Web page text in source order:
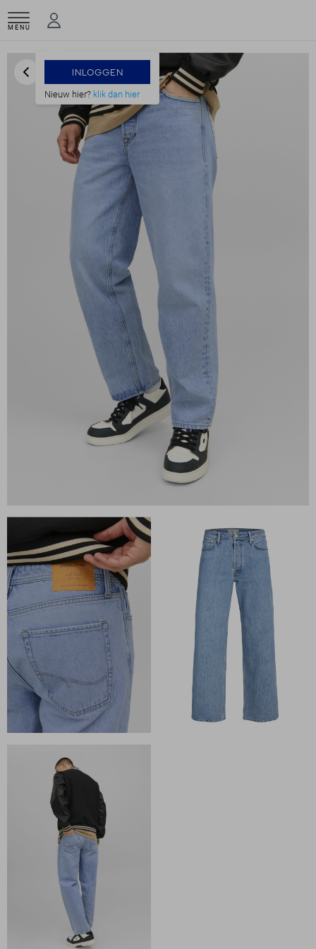
MENU
INLOGGEN
Nieuw hier? klik dan hier